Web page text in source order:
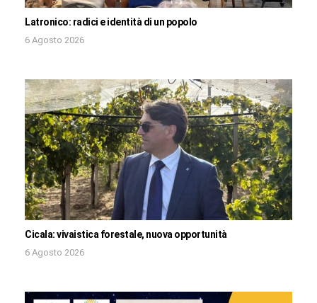
Latronico: radici e identità di un popolo
6 Agosto 2026
Cicala: vivaistica forestale, nuova opportunità
6 Agosto 2026